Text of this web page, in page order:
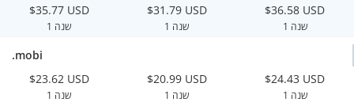
$35.77 USD
1 שנה
$31.79 USD
1 שנה
$36.58 USD
1 שנה
.mobi
$23.62 USD
1 שנה
$20.99 USD
1 שנה
$24.43 USD
1 שנה